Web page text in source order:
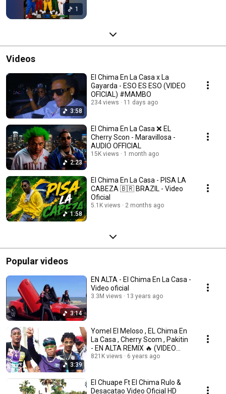
1
Videos
3:58
El Chima En La Casa x La
Gayarda - ESO ES ESO (VIDEO
OFICIAL) #MAMBO
234 views 11 days ago
2:23
El Chima En La Casa ❌ EL
Cherry Scon - Maravillosa -
AUDIO OFFICIAL
15K views 1 month ago
1:58
El Chima En La Casa - PISA LA
CABEZA 🇧🇷 BRAZIL - Video
Oficial
5.1K views 2 months ago
Popular videos
3:14
EN ALTA - El Chima En La Casa -
Video oficial
3.3M views 13 years ago
3:39
Yomel El Meloso , EL Chima En
La Casa , Cherry Scom , Pakitin
- EN ALTA REMIX 🔥 (VIDEO
OFICIAL)
821K views 6 years ago
El Chuape Ft El Chima Rulo &
Desacatao Video Oficial HD